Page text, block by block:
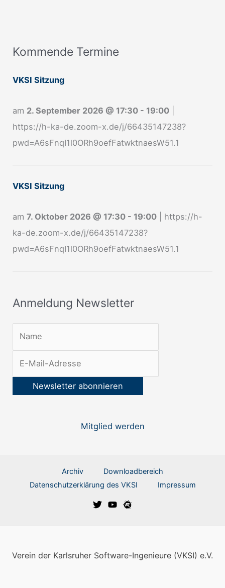
Kommende Termine
VKSI Sitzung
am 2. September 2026 @ 17:30 - 19:00
https://h-ka-de.zoom-x.de/j/66435147238?
pwd=A6sFnqI1l0ORh9oefFatwktnaesW51.1
VKSI Sitzung
am7. Oktober 2026 @ 17:30 - 19:00
https://h-
ka-de.zoom-x.de/j/66435147238?
pwd=A6sFnqI1l0ORh9oefFatwktnaesW51.1
Anmeldung Newsletter
A
m
l
d
u
n
w
t
e
Mitglied werden
Archiv
Downloadbereich
Datenschutzerklärung des VKSI
Impressum
Verein der Karlsruher Software-Ingenieure (VKSI) e.V.